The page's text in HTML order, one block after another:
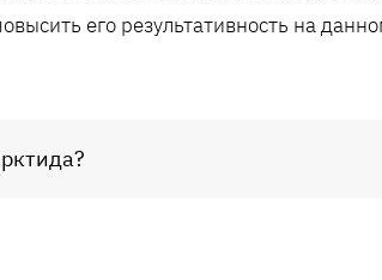
его результативность на